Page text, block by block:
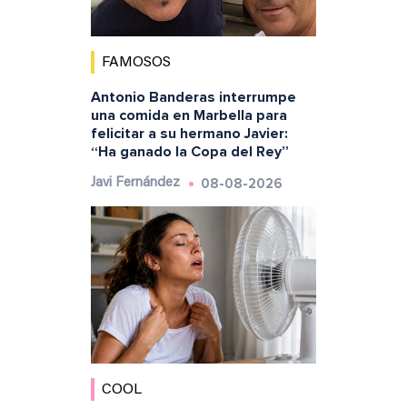
FAMOSOS
Antonio Banderas interrumpe
una comida en Marbella para
felicitar a su hermano Javier:
“Ha ganado la Copa del Rey”
Javi Fernández 08-08-2026
COOL